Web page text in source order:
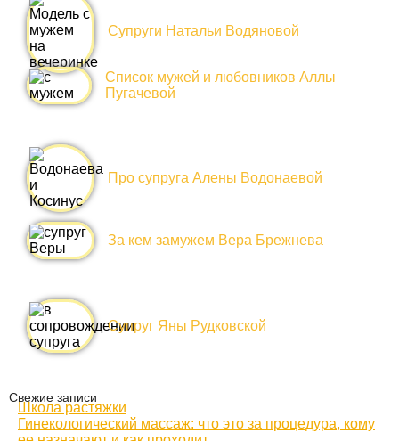
Супруги Натальи Водяновой
Список мужей и любовников Аллы
Пугачевой
Про супруга Алены Водонаевой
За кем замужем Вера Брежнева
Супруг Яны Рудковской
Свежие записи
Школа растяжки
Гинекологический массаж: что это за процедура, кому